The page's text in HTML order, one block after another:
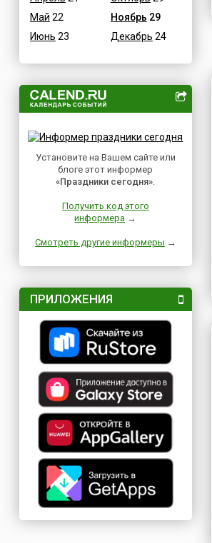
Май 22
Июнь 23
Ноябрь 29
Декабрь 24
Установите на Вашем сайте или
блоге этот информер
«Праздники сегодня».
Получить код этого
информера →
Смотреть другие информеры →
ПРИЛОЖЕНИЯ